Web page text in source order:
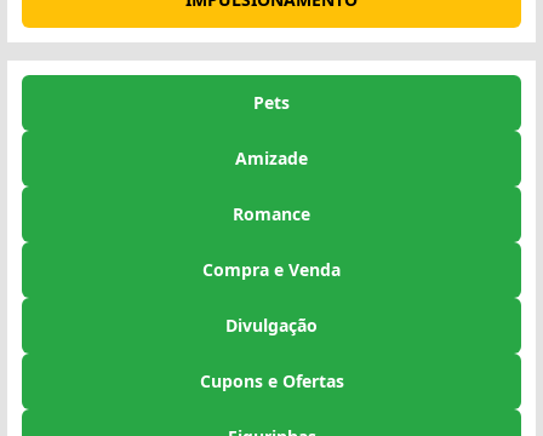
Pets
Amizade
Romance
Compra e Venda
Divulgação
Cupons e Ofertas